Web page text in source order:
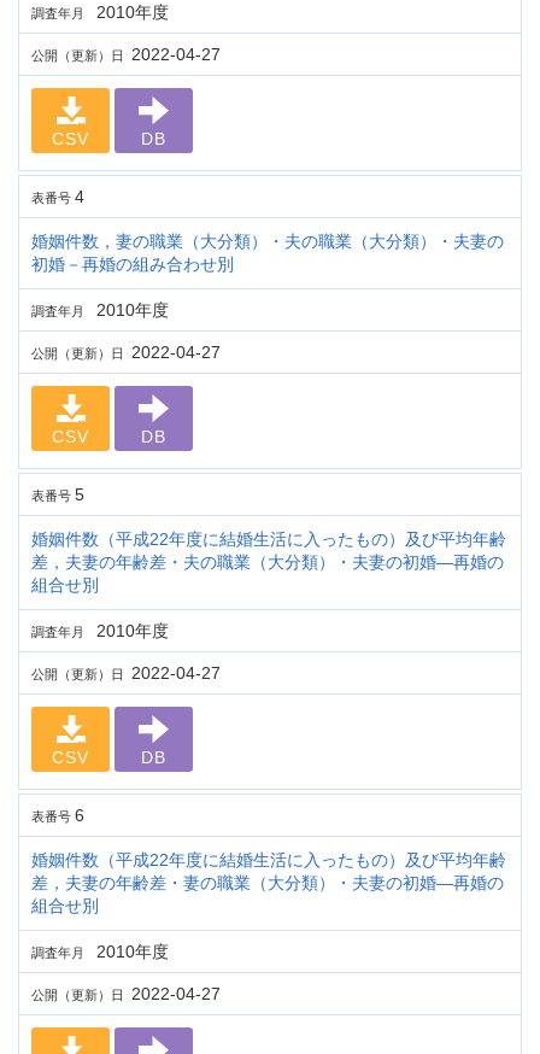
調査年月 2010年度
公開（更新）日 2022-04-27
CSV DB
表番号 4
婚姻件数，妻の職業（大分類）・夫の職業（大分類）・夫妻の
初婚－再婚の組み合わせ別
調査年月 2010年度
公開（更新）日 2022-04-27
CSV DB
表番号 5
婚姻件数（平成22年度に結婚生活に入ったもの）及び平均年齢
差，夫妻の年齢差・夫の職業（大分類）・夫妻の初婚―再婚の
組合せ別
調査年月 2010年度
公開（更新）日 2022-04-27
CSV DB
表番号 6
婚姻件数（平成22年度に結婚生活に入ったもの）及び平均年齢
差，夫妻の年齢差・妻の職業（大分類）・夫妻の初婚―再婚の
組合せ別
調査年月 2010年度
公開（更新）日 2022-04-27